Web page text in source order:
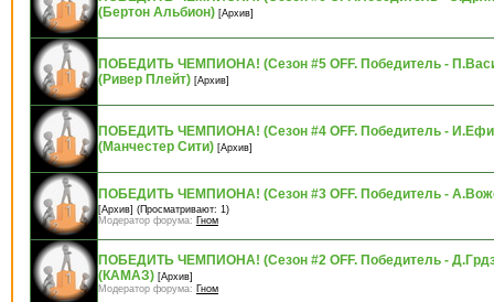
(Бертон Альбион) [Архив]
ПОБЕДИТЬ ЧЕМПИОНА! (Сезон #5 OFF. Победитель -
(Ривер Плейт) [Архив]
ПОБЕДИТЬ ЧЕМПИОНА! (Сезон #4 OFF. Победитель -
(Манчестер Сити) [Архив]
ПОБЕДИТЬ ЧЕМПИОНА! (Сезон #3 OFF. Победитель -
[Архив] (Просматривают: 1)
Модератор форума: Гном
ПОБЕДИТЬ ЧЕМПИОНА! (Сезон #2 OFF. Победитель -
(КАМАЗ) [Архив]
Модератор форума: Гном